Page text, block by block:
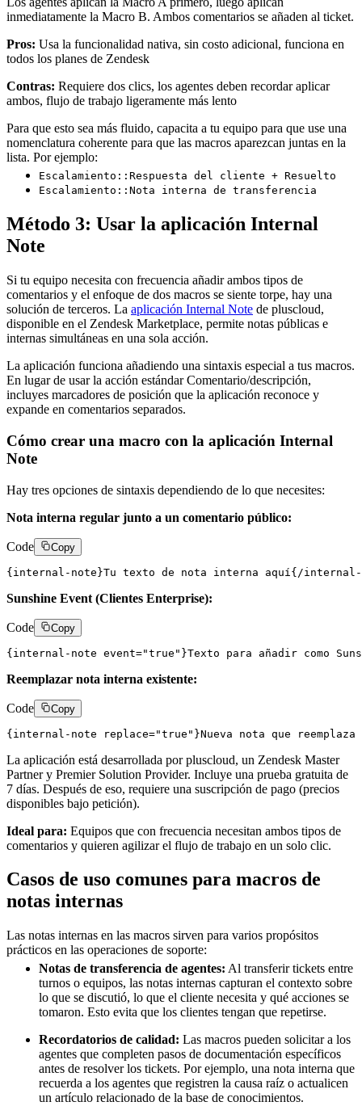
inmediatamente la Macro B. Ambos comentarios se añaden al ticket.
Pros: Usa la funcionalidad nativa, sin costo adicional, funciona en
todos los planes de Zendesk
Contras: Requiere dos clics, los agentes deben recordar aplicar
ambos, flujo de trabajo ligeramente más lento
Para que esto sea más fluido, capacita a tu equipo para que use una
nomenclatura coherente para que las macros aparezcan juntas en la
lista. Por ejemplo:
Escalamiento::Respuesta del cliente + Resuelto
Escalamiento::Nota interna de transferencia
Método 3: Usar la aplicación Internal
Note
Si tu equipo necesita con frecuencia añadir ambos tipos de
comentarios y el enfoque de dos macros se siente torpe, hay una
solución de terceros. La aplicación Internal Note de pluscloud,
disponible en el Zendesk Marketplace, permite notas públicas e
internas simultáneas en una sola acción.
La aplicación funciona añadiendo una sintaxis especial a tus macros.
En lugar de usar la acción estándar Comentario/descripción,
incluyes marcadores de posición que la aplicación reconoce y
expande en comentarios separados.
Cómo crear una macro con la aplicación Internal
Note
Hay tres opciones de sintaxis dependiendo de lo que necesites:
Nota interna regular junto a un comentario público:
Code Copy
Sunshine Event (Clientes Enterprise):
Code Copy
Reemplazar nota interna existente:
Code Copy
La aplicación está desarrollada por pluscloud, un Zendesk Master
Partner y Premier Solution Provider. Incluye una prueba gratuita de
7 días. Después de eso, requiere una suscripción de pago (precios
disponibles bajo petición).
Ideal para: Equipos que con frecuencia necesitan ambos tipos de
comentarios y quieren agilizar el flujo de trabajo en un solo clic.
Casos de uso comunes para macros de
notas internas
Las notas internas en las macros sirven para varios propósitos
prácticos en las operaciones de soporte:
Notas de transferencia de agentes: Al transferir tickets entre
turnos o equipos, las notas internas capturan el contexto sobre
lo que se discutió, lo que el cliente necesita y qué acciones se
tomaron. Esto evita que los clientes tengan que repetirse.
Recordatorios de calidad: Las macros pueden solicitar a los
agentes que completen pasos de documentación específicos
antes de resolver los tickets. Por ejemplo, una nota interna que
recuerda a los agentes que registren la causa raíz o actualicen
un artículo relacionado de la base de conocimientos.